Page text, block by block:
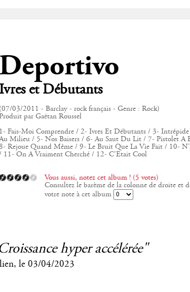
et Débutants
03/2011 - Barclay - rock français - Genre : Rock)
par Gaëtan Roussel
Fais-Moi Comprendre / 2- Ivres Et Débutants / 3-
Milieu / 5- Nos Baisers / 6- Au Saut Du Lit / 7- Pistolet A
Rejoue Quand Même / 9- Le Bruit Que La Vie Fait / 10-
11- On A Vraiment Cherché / 12- C'Etait Cool
Vous aussi, notez cet album ! (5 votes)
Consultez le barème de la colonne de droite et
votre note à cet album
hyper accélérée"
, le 03/04/2023